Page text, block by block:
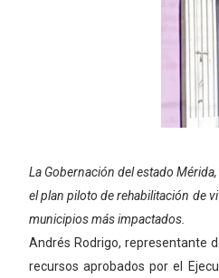
Fortalecen
Fortaleciendo
Campo Elías
El Lactario del
Plan
Iniciación al
La Gobernación del estado
el plan piloto de rehabilitación de
municipios más impactados.
Andrés Rodrigo, representante
recursos aprobados por el